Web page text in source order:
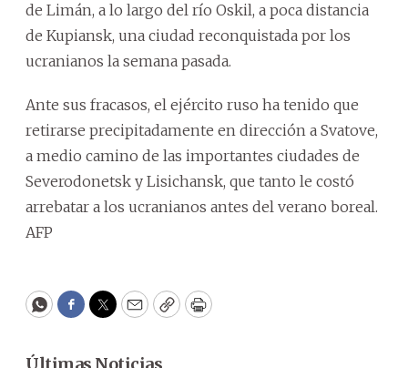
de Limán, a lo largo del río Oskil, a poca distancia
de Kupiansk, una ciudad reconquistada por los
ucranianos la semana pasada.
Ante sus fracasos, el ejército ruso ha tenido que
retirarse precipitadamente en dirección a Svatove,
a medio camino de las importantes ciudades de
Severodonetsk y Lisichansk, que tanto le costó
arrebatar a los ucranianos antes del verano boreal.
AFP
WhatsApp
Facebook
Twitter
EmailCopyPrint